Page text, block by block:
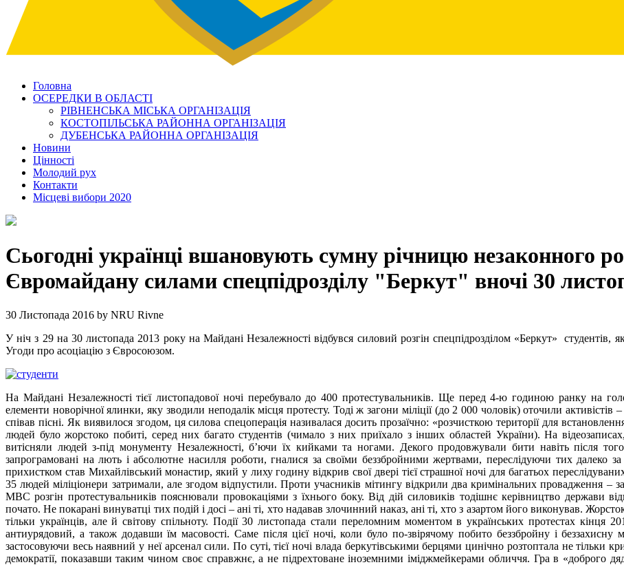
Головна
ОСЕРЕДКИ В ОБЛАСТІ
РІВНЕНСЬКА МІСЬКА ОРГАНІЗАЦІЯ
КОСТОПІЛЬСЬКА РАЙОННА ОРГАНІЗАЦІЯ
ДУБЕНСЬКА РАЙОННА ОРГАНІЗАЦІЯ
Новини
Цінності
Молодий рух
Контакти
Місцеві вибори 2020
Сьогодні українці вшановують сумну річницю незаконного
Євромайдану силами спецпідрозділу "Беркут" вночі 30
30 Листопада 2016 by NRU Rivne
У ніч з 29 на 30 листопада 2013 року на Майдані Незалежності відбувся силовий розгін спецпідрозділом «Беркут» студентів,
Угоди про асоціацію з Євросоюзом.
На Майдані Незалежності тієї листопадової ночі перебувало до 400 протестувальників. Ще перед 4-ю годиною ранку на
елементи новорічної ялинки, яку зводили неподалік місця протесту. Тоді ж загони міліції (до 2 000 чоловік) оточили активістів
співав пісні. Як виявилося згодом, ця силова спецоперація називалася досить прозаїчно: «розчисткою території для
людей було жорстоко побиті, серед них багато студентів (чимало з них приїхало з інших областей України). На
витісняли людей з-під монументу Незалежності, б’ючи їх кийками та ногами. Декого продовжували бити навіть після
запрограмовані на лють і абсолютне насилля роботи, гналися за своїми беззбройними жертвами, переслідуючи тих
прихистком став Михайлівський монастир, який у лиху годину відкрив свої двері тієї страшної ночі для багатьох
35 людей міліціонери затримали, але згодом відпустили. Проти учасників мітингу відкрили два кримінальних провадження –
МВС розгін протестувальників пояснювали провокаціями з їхнього боку. Від дій силовиків тодішнє керівництво держави
почато. Не покарані винуватці тих подій і досі – ані ті, хто надавав злочинний наказ, ані ті, хто з азартом його виконував.
тільки українців, але й світову спільноту. Події 30 листопада стали переломним моментом в українських протестах кінця
антиурядовий, а також додавши їм масовості. Саме після цієї ночі, коли було по-звірячому побито беззбройну і
застосовуючи весь наявний у неї арсенал сили. По суті, тієї ночі влада беркутівськими берцями цинічно розтоптала не тільки
демократії, показавши таким чином своє справжнє, а не підрехтоване іноземними іміджмейкерами обличчя. Гра в «доброго